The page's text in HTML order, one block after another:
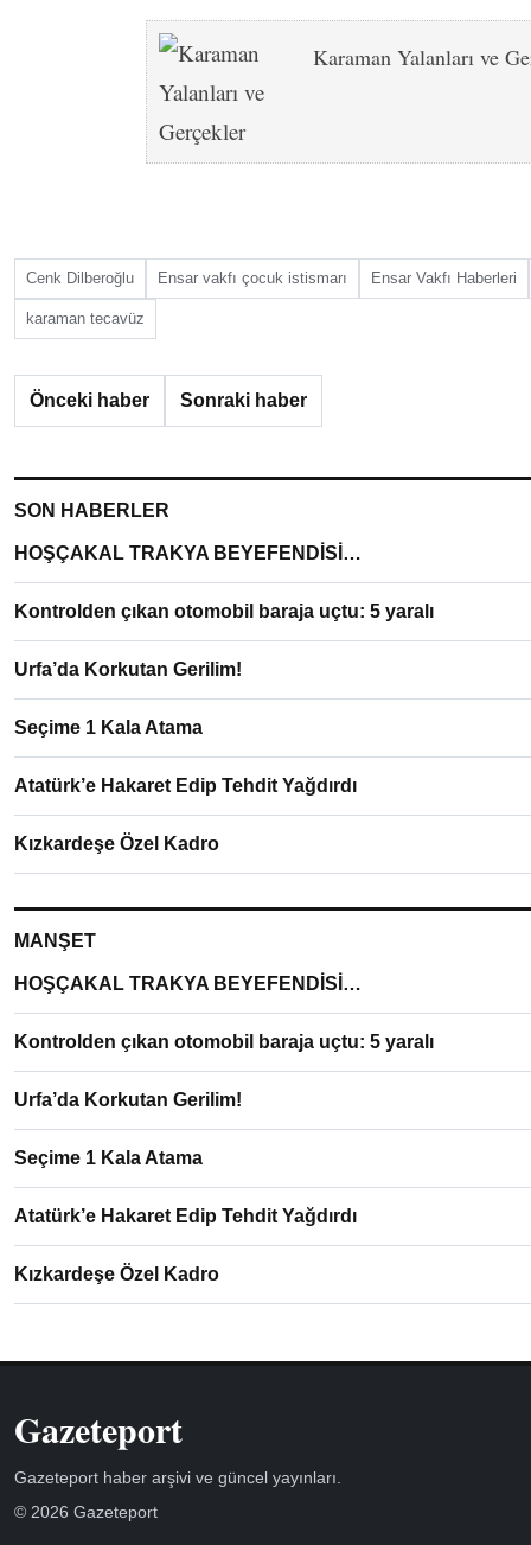
Karaman Yalanları ve
Cenk Dilberoğlu Ensar vakfı çocuk istismarı Ensar Vakfı Haberleri
karaman tecavüz
Önceki haber Sonraki haber
SON HABERLER
HOŞÇAKAL TRAKYA BEYEFENDİSİ…
Kontrolden çıkan otomobil baraja uçtu: 5 yaralı
Urfa’da Korkutan Gerilim!
Seçime 1 Kala Atama
Atatürk’e Hakaret Edip Tehdit Yağdırdı
Kızkardeşe Özel Kadro
MANŞET
HOŞÇAKAL TRAKYA BEYEFENDİSİ…
Kontrolden çıkan otomobil baraja uçtu: 5 yaralı
Urfa’da Korkutan Gerilim!
Seçime 1 Kala Atama
Atatürk’e Hakaret Edip Tehdit Yağdırdı
Kızkardeşe Özel Kadro
Gazeteport
Gazeteport haber arşivi ve güncel yayınları.
© 2026 Gazeteport